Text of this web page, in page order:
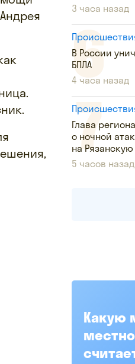
3 часа назад
В России
БПЛА
4 часа назад
Глава
о ночной
на
5 часов назад
Какую